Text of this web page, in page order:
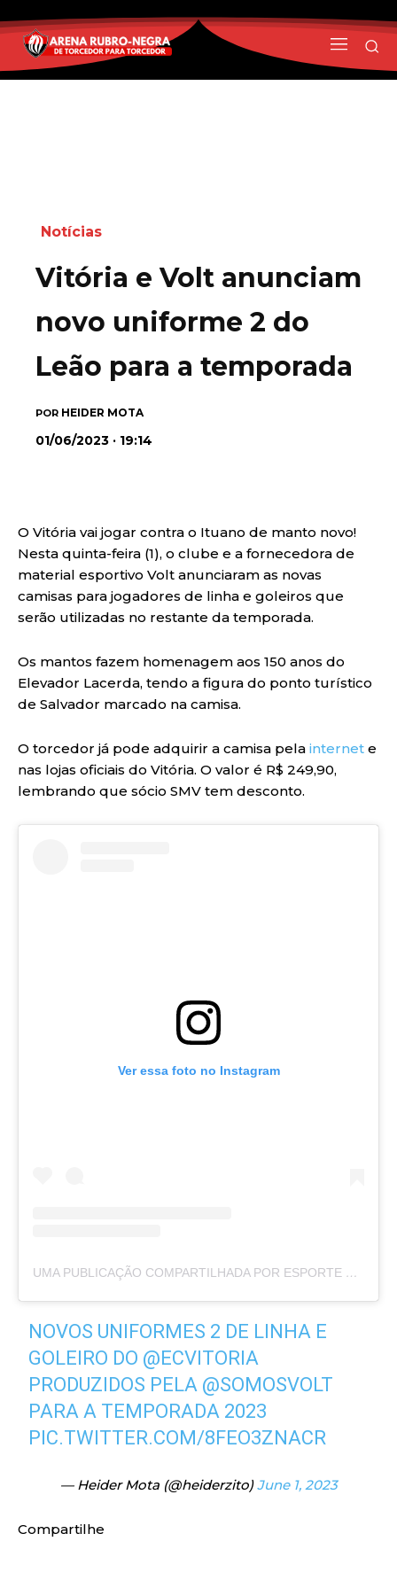
Notícias
Vitória e Volt anunciam
novo uniforme 2 do
Leão para a temporada
POR HEIDER MOTA
01/06/2023 · 19:14
O Vitória vai jogar contra o Ituano de manto novo!
Nesta quinta-feira (1), o clube e a fornecedora de
material esportivo Volt anunciaram as novas
camisas para jogadores de linha e goleiros que
serão utilizadas no restante da temporada.
Os mantos fazem homenagem aos 150 anos do
Elevador Lacerda, tendo a figura do ponto turístico
de Salvador marcado na camisa.
O torcedor já pode adquirir a camisa pela internet e
nas lojas oficiais do Vitória. O valor é R$ 249,90,
lembrando que sócio SMV tem desconto.
Ver essa foto no Instagram
UMA PUBLICAÇÃO COMPARTILHADA POR ESPORTE CLUBE VITÓRIA (@ECVITORIA)
NOVOS UNIFORMES 2 DE LINHA E
GOLEIRO DO @ECVITORIA
PRODUZIDOS PELA @SOMOSVOLT
PARA A TEMPORADA 2023
PIC.TWITTER.COM/8FEO3ZNACR
— Heider Mota (@heiderzito)June 1, 2023
Compartilhe